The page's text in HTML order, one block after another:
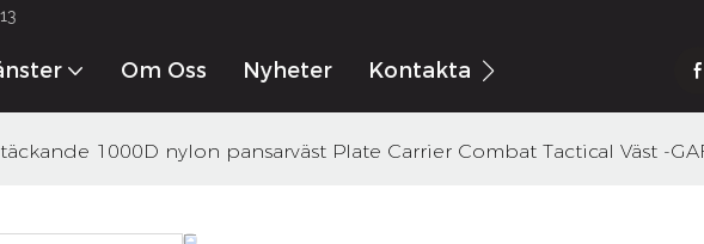
Om Oss Nyheter Kontakta Oss
1000D nylon pansarväst Plate Carrier Combat Tactical Väst -